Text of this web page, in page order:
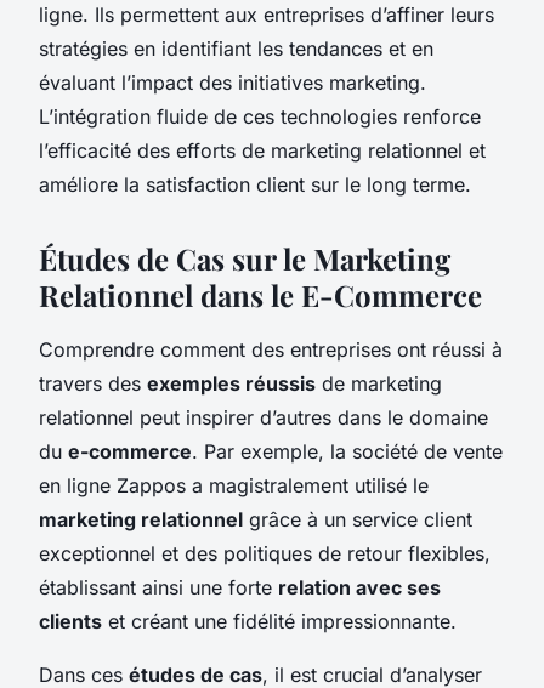
ligne. Ils permettent aux entreprises d’affiner leurs
stratégies en identifiant les tendances et en
évaluant l’impact des initiatives marketing.
L’intégration fluide de ces technologies renforce
l’efficacité des efforts de marketing relationnel et
améliore la satisfaction client sur le long terme.
Études de Cas sur le Marketing
Relationnel dans le E-Commerce
Comprendre comment des entreprises ont réussi à
travers des exemples réussis de marketing
relationnel peut inspirer d’autres dans le domaine
du e-commerce. Par exemple, la société de vente
en ligne Zappos a magistralement utilisé le
marketing relationnel grâce à un service client
exceptionnel et des politiques de retour flexibles,
établissant ainsi une forte relation avec ses
clients et créant une fidélité impressionnante.
Dans ces études de cas, il est crucial d’analyser